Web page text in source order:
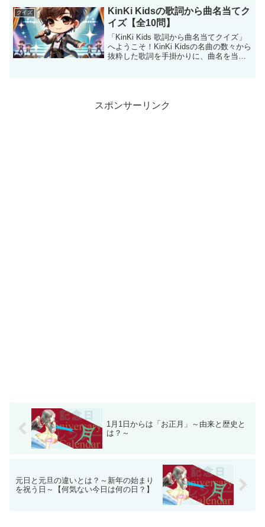
す！デビュー曲から最新曲まで、幅広い
ラインナッ...
クイズ
KinKi Kidsの歌詞から曲名当てク
イズ【全10問】
「KinKi Kids 歌詞から曲名当てクイズ」
へようこそ！KinKi Kidsの名曲の数々から
抜粋した歌詞を手掛かりに、曲名を当て
スポンサーリンク
1月1日からは「お正月」～由来と歴史と
は？～
元日と元旦の違いとは？～新年の始まり
を祝う日～【何気ない今日は何の日？】